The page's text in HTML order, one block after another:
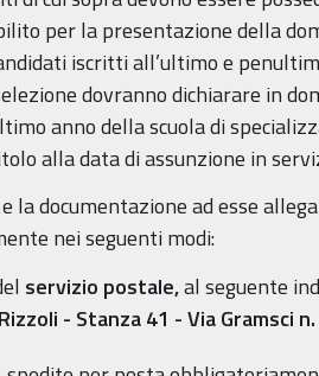
per la presentazione della
iscritti all’ultimo e
dovranno dichiarare in
anno della scuola di
alla data di assunzione in
la documentazione ad esse
nei seguenti modi:
servizio postale,al seguente
- Stanza 41 -Via Gramsci